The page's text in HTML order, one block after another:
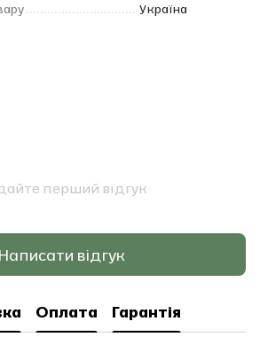
Україна
перший відгук
Написати відгук
Оплата Гарантія